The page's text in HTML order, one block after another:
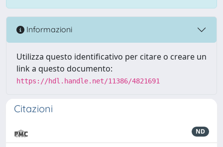
Informazioni
Utilizza questo identificativo per citare o creare un
link a questo documento:
https://hdl.handle.net/11386/4821691
Citazioni
ND